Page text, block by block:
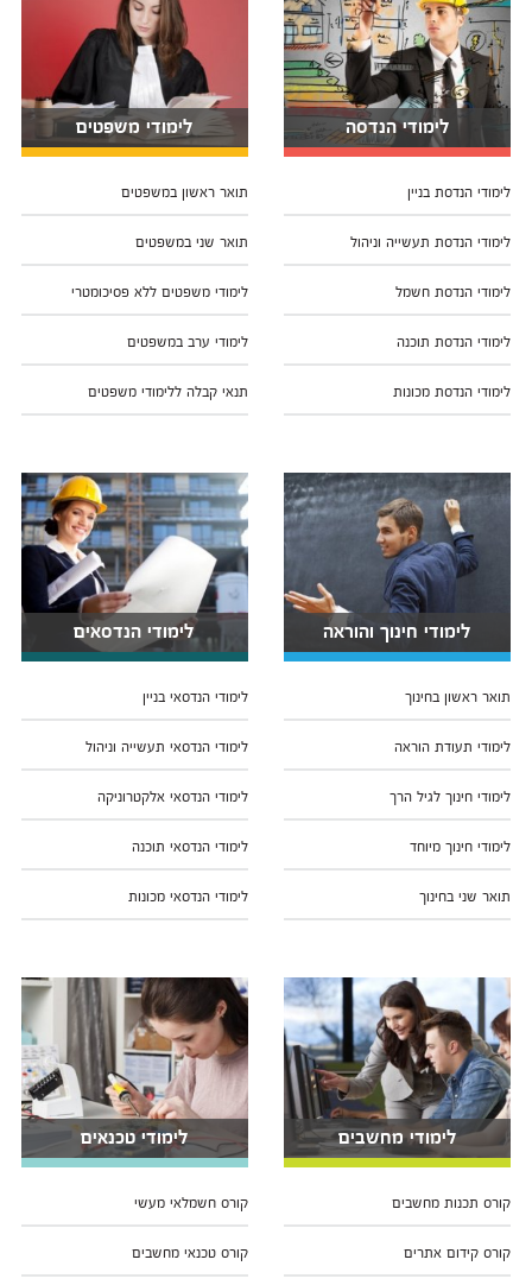
לימודי הנדסה
לימודי הנדסת בניין
לימודי הנדסת תעשייה וניהול
לימודי הנדסת חשמל
לימודי הנדסת תוכנה
לימודי הנדסת מכונות
לימודי משפטים
תואר ראשון במשפטים
תואר שני במשפטים
לימודי משפטים ללא פסיכומטרי
לימודי ערב במשפטים
תנאי קבלה ללימודי משפטים
לימודי חינוך והוראה
תואר ראשון בחינוך
לימודי תעודת הוראה
לימודי חינוך לגיל הרך
לימודי חינוך מיוחד
תואר שני בחינוך
לימודי הנדסאים
לימודי הנדסאי בניין
לימודי הנדסאי תעשייה וניהול
לימודי הנדסאי אלקטרוניקה
לימודי הנדסאי תוכנה
לימודי הנדסאי מכונות
לימודי מחשבים
קורס תכנות מחשבים
קורס קידום אתרים
לימודי טכנאים
קורס חשמלאי מעשי
קורס טכנאי מחשבים